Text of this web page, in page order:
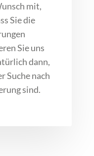
mit,
Sie die
Sie uns
dann,
Suche nach
sind.